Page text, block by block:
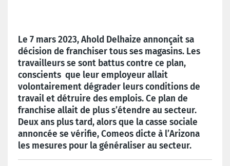
Le 7 mars 2023, Ahold Delhaize annonçait sa
décision de franchiser tous ses magasins. Les
travailleurs se sont battus contre ce plan,
conscients que leur employeur allait
volontairement dégrader leurs conditions de
travail et détruire des emplois. Ce plan de
franchise allait de plus s’étendre au secteur.
Deux ans plus tard, alors que la casse sociale
annoncée se vérifie, Comeos dicte à l’Arizona
les mesures pour la généraliser au secteur.